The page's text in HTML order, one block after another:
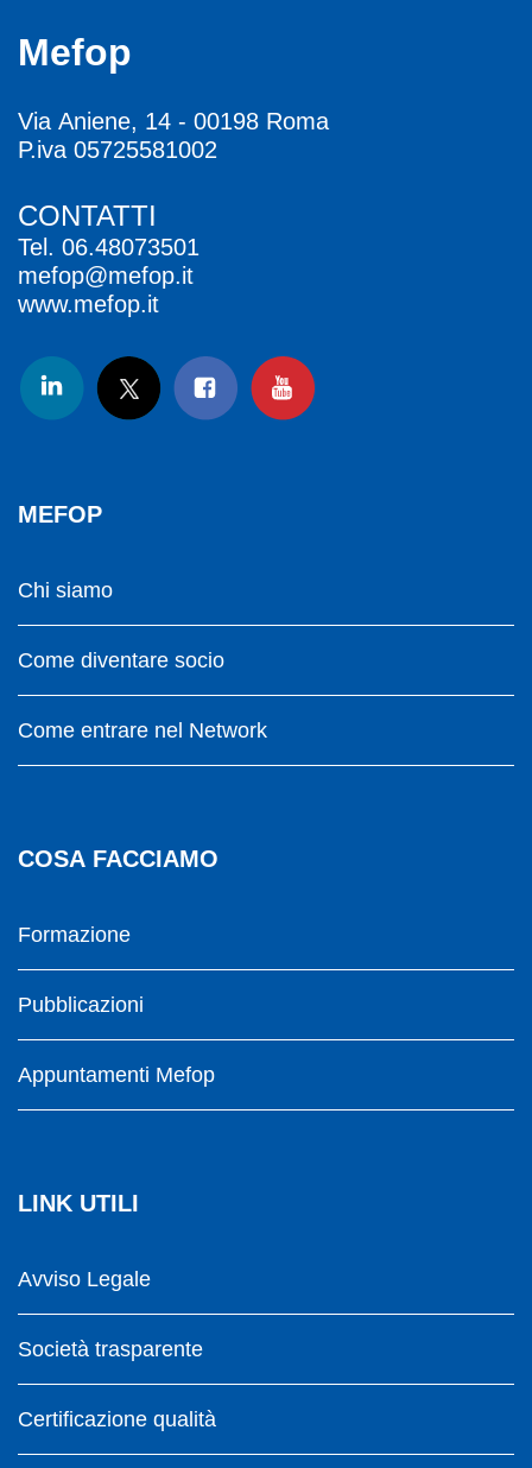
Mefop
Via Aniene, 14 - 00198 Roma
P.iva 05725581002
CONTATTI
Tel. 06.48073501
mefop@mefop.it
www.mefop.it
MEFOP
Chi siamo
Come diventare socio
Come entrare nel Network
COSA FACCIAMO
Formazione
Pubblicazioni
Appuntamenti Mefop
LINK UTILI
Avviso Legale
Società trasparente
Certificazione qualità